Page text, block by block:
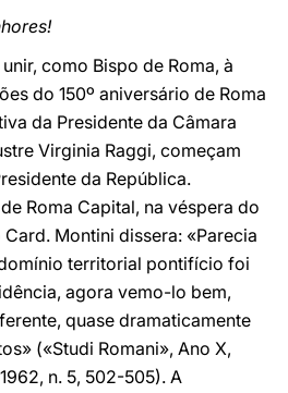
como Bispo de Roma, à
do 150º aniversário de Roma
da Presidente da Câmara
Virginia Raggi, começam
da República.
Roma Capital, na véspera do
Card. Montini dissera: «Parecia
territorial pontifício foi
agora vemo-lo bem,
quase dramaticamente
(«Studi Romani», Ano X,
n. 5, 502-505). A